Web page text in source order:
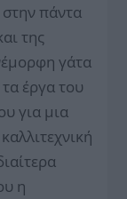
πάντα
της
γάτα
έργα του
για μια
η